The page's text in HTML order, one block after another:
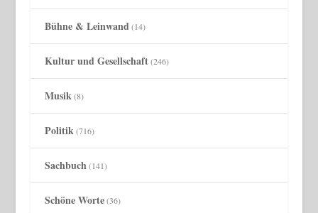
Bühne & Leinwand(14)
Kultur und Gesellschaft(246)
Musik(8)
Politik(716)
Sachbuch(141)
Schöne Worte(36)